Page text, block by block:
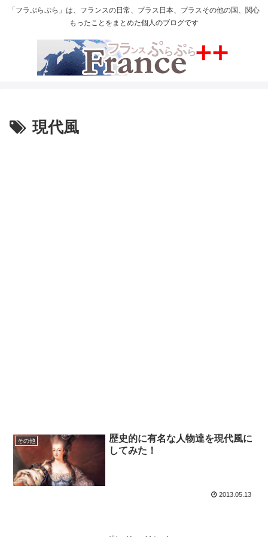
「フラぷらぷら」は、フランスの日常、プラス日本、プラスその他の国、関心
もったことをまとめた個人のブログです
現代風
その他
歴史的に有名な人物達を現代風に
してみた！
2013.05.13